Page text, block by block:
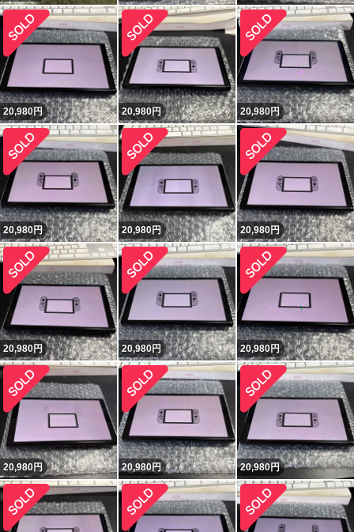
20,980円 20,980円 20,980円
20,980円 20,980円 20,980円
20,980円 20,980円 20,980円
20,980円 20,980円 20,980円